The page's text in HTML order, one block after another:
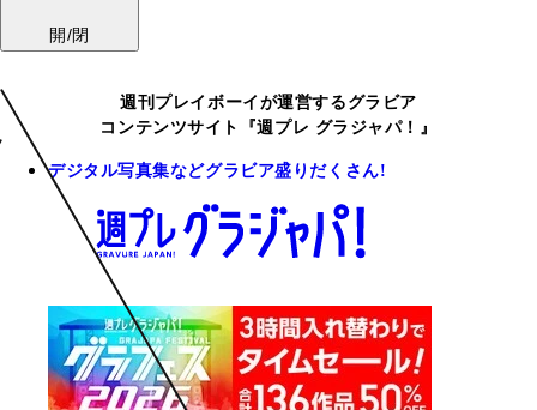
開/閉
週刊プレイボーイが運営するグラビア
コンテンツサイト『週プレ グラジャパ！』
デジタル写真集などグラビア盛りだくさん!